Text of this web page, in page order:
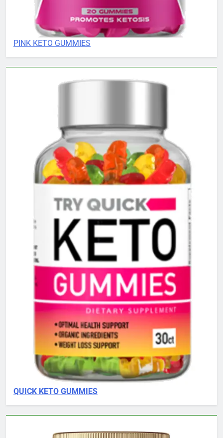
PINK KETO GUMMIES
QUICK KETO GUMMIES